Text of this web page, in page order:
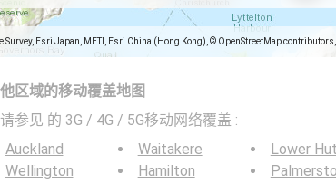
Esri Japan, METI, Esri China (Hong Kong), © OpenStreetMap
区域的移动覆盖地图
参见 的 3G / 4G / 5G移动网络覆盖 :
Auckland
Wellington
Waitakere
Hamilton
Lower